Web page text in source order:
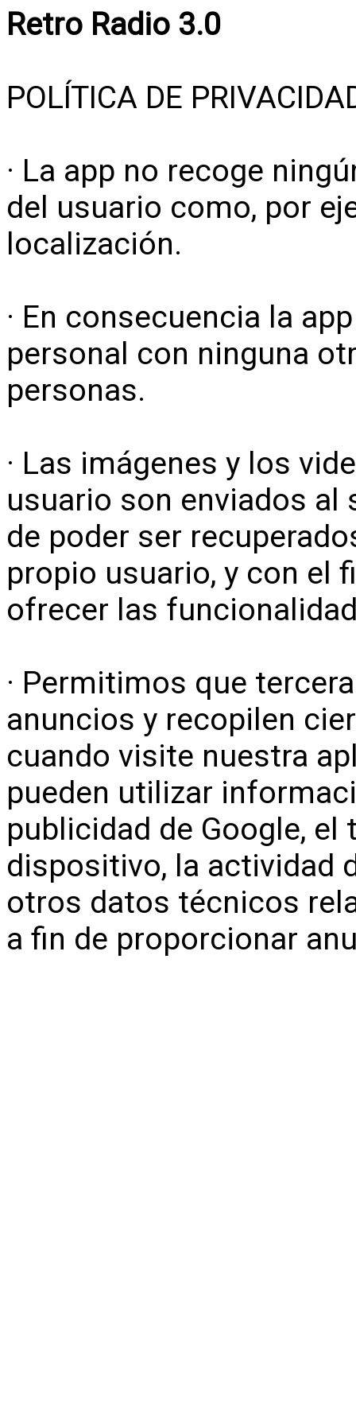
Retro Radio 3.0
POLÍTICA DE
· La app no recoge
del usuario como, por
localización.
· En consecuencia la
personal con ninguna
personas.
· Las imágenes y los
usuario son enviados al
de poder ser
propio usuario, y con el
ofrecer las
· Permitimos que
anuncios y recopilen
cuando visite nuestra
pueden utilizar
publicidad de Google,
dispositivo, la actividad
otros datos técnicos
a fin de proporcionar